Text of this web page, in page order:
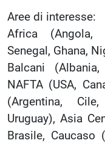
Aree di interesse:
Africa (Angola,
Senegal, Ghana,
Balcani
NAFTA (USA,
(Argentina,
Uruguay), Asia
Brasile, Caucaso